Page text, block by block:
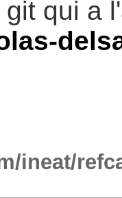
qui a
ineat/